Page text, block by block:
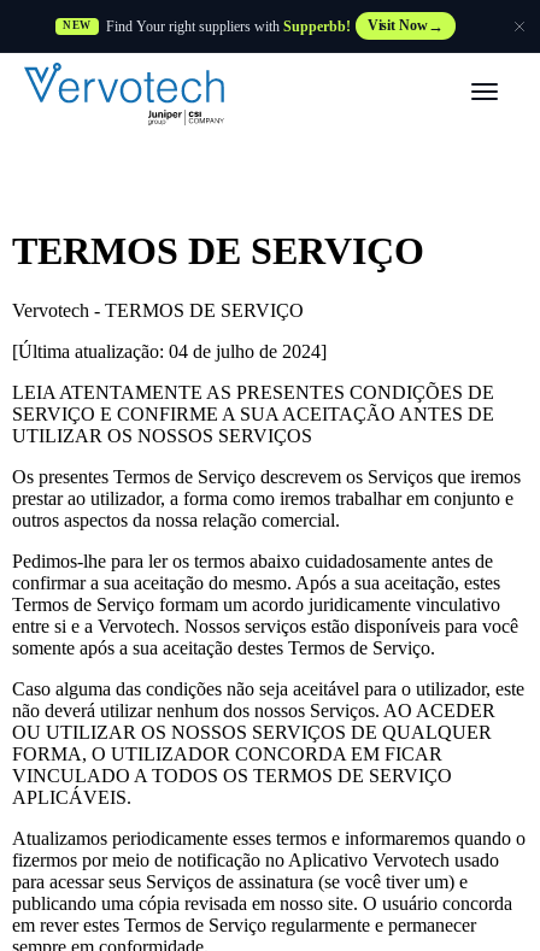
NEW Find Your right suppliers with Supperbb! Visit Now
TERMOS DE SERVIÇO
Vervotech - TERMOS DE SERVIÇO
[Última atualização: 04 de julho de 2024]
LEIA ATENTAMENTE AS PRESENTES CONDIÇÕES DE
SERVIÇO E CONFIRME A SUA ACEITAÇÃO ANTES DE
UTILIZAR OS NOSSOS SERVIÇOS
Os presentes Termos de Serviço descrevem os Serviços que iremos
prestar ao utilizador, a forma como iremos trabalhar em conjunto e
outros aspectos da nossa relação comercial.
Pedimos-lhe para ler os termos abaixo cuidadosamente antes de
confirmar a sua aceitação do mesmo. Após a sua aceitação, estes
Termos de Serviço formam um acordo juridicamente vinculativo
entre si e a Vervotech. Nossos serviços estão disponíveis para você
somente após a sua aceitação destes Termos de Serviço.
Caso alguma das condições não seja aceitável para o utilizador, este
não deverá utilizar nenhum dos nossos Serviços. AO ACEDER
OU UTILIZAR OS NOSSOS SERVIÇOS DE QUALQUER
FORMA, O UTILIZADOR CONCORDA EM FICAR
VINCULADO A TODOS OS TERMOS DE SERVIÇO
APLICÁVEIS.
Atualizamos periodicamente esses termos e informaremos quando o
fizermos por meio de notificação no Aplicativo Vervotech usado
para acessar seus Serviços de assinatura (se você tiver um) e
publicando uma cópia revisada em nosso site. O usuário concorda
em rever estes Termos de Serviço regularmente e permanecer
sempre em conformidade.
Caraterísticas
Recursos
Fornecedor
Empresa
Preços
Apoio